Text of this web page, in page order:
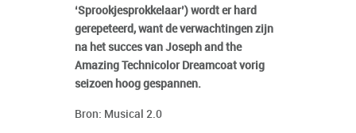
‘Sprookjesprokkelaar’) wordt er hard
gerepeteerd, want de verwachtingen zijn
na het succes van Joseph and the
Amazing Technicolor Dreamcoat vorig
seizoen hoog gespannen.
Bron: Musical 2.0